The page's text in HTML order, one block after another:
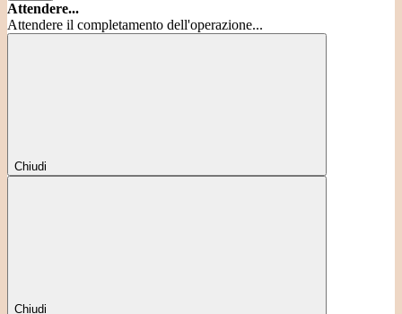
Attendere...
Attendere il completamento dell'operazione...
Chiudi
Chiudi